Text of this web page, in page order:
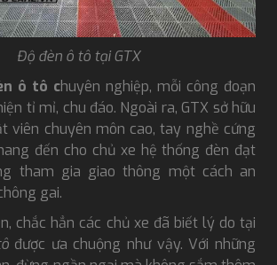
Độ đèn ô tô tại GTX
ô tô chuyên nghiệp, mỗi công đoạn
tỉ mỉ, chu đáo. Ngoài ra, GTX sở hữu
viên chuyên môn cao, tay nghề cứng
đến cho chủ xe hệ thống đèn đạt
tham gia giao thông một cách an
gai.
chắc hẳn các chủ xe đã biết lý do tại
được ưa chuộng như vậy. Với những